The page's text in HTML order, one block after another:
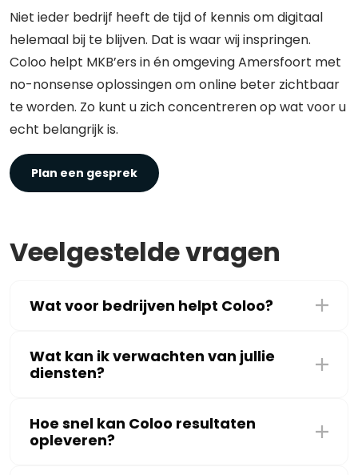
Niet ieder bedrijf heeft de tijd of kennis om digitaal
helemaal bij te blijven. Dat is waar wij inspringen.
Coloo helpt MKB’ers in én omgeving Amersfoort met
no-nonsense oplossingen om online beter zichtbaar
te worden. Zo kunt u zich concentreren op wat voor u
echt belangrijk is.
Plan een gesprek
Veelgestelde vragen
Wat voor bedrijven helpt Coloo?
Wat kan ik verwachten van jullie
diensten?
Hoe snel kan Coloo resultaten
opleveren?